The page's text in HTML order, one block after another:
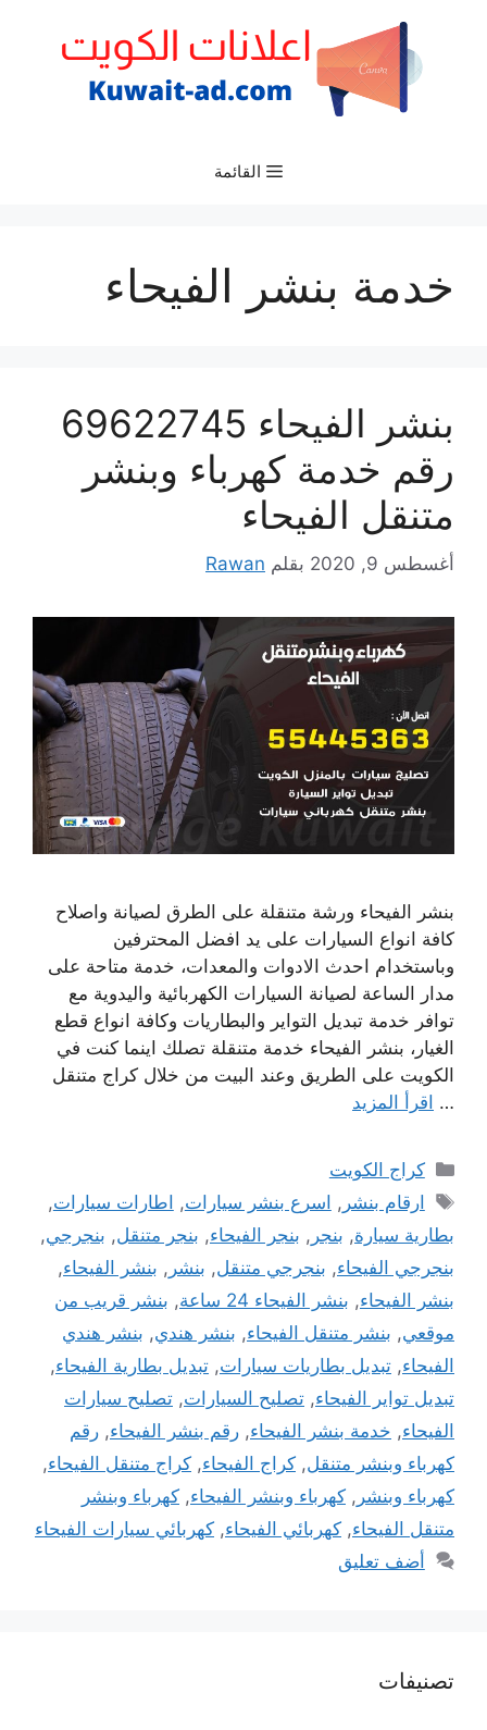
القائمة
خدمة بنشر الفيحاء
بنشر الفيحاء 69622745
رقم خدمة كهرباء وبنشر
متنقل الفيحاء
أغسطس 9, 2020 بقلم Rawan
بنشر الفيحاء ورشة متنقلة على الطرق لصيانة واصلاح
كافة انواع السيارات على يد افضل المحترفين
وباستخدام احدث الادوات والمعدات، خدمة متاحة على
مدار الساعة لصيانة السيارات الكهربائية واليدوية مع
توافر خدمة تبديل التواير والبطاريات وكافة انواع قطع
الغيار، بنشر الفيحاء خدمة متنقلة تصلك اينما كنت في
الكويت على الطريق وعند البيت من خلال كراج متنقل
… اقرأ المزيد
التصنيفات
كراج الكويت
الوسوم
ارقام بنشر , اسرع بنشر سيارات, اطارات سيارات,
بطارية سيارة, بنجر , بنجر الفيحاء, بنجر متنقل, بنجرجي,
بنجرجي الفيحاء, بنجرجي متنقل, بنشر , بنشر الفيحاء,
بنشر الفيحاء, بنشر الفيحاء 24 ساعة , بنشر قريب من
موقعي, بنشر متنقل الفيحاء, بنشر هندي, بنشر هندي
الفيحاء, تبديل بطاريات سيارات, تبديل بطارية الفيحاء,
تبديل تواير الفيحاء, تصليح السيارات, تصليح سيارات
الفيحاء, خدمة بنشر الفيحاء, رقم بنشر الفيحاء, رقم
كهرباء وبنشر متنقل, كراج الفيحاء, كراج متنقل الفيحاء,
كهرباء وبنشر , كهرباء وبنشر الفيحاء, كهرباء وبنشر
متنقل الفيحاء, كهربائي الفيحاء, كهربائي سيارات الفيحاء
أضف تعليق
تصنيفات